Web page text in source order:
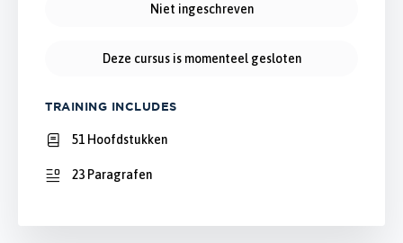
Niet ingeschreven
Deze cursus is momenteel gesloten
TRAINING INCLUDES
51 Hoofdstukken
23 Paragrafen